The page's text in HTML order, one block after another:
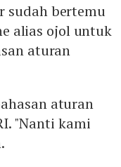
sudah bertemu
alias ojol untuk
aturan
aturan
"Nanti kami